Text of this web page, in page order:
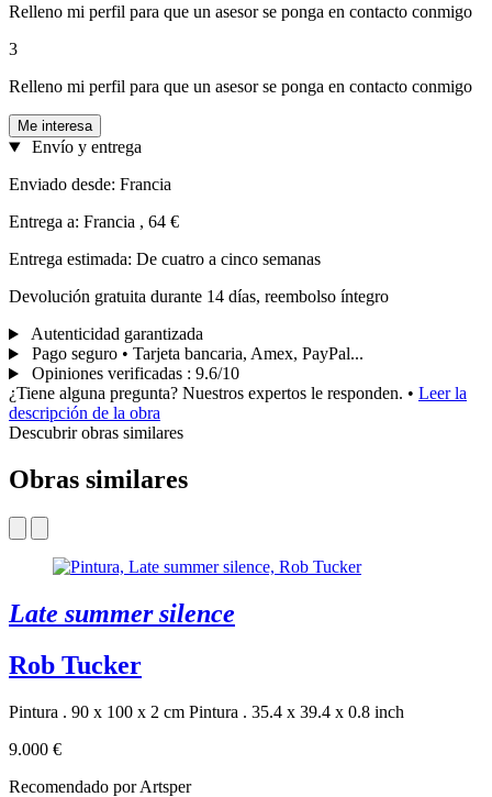
Relleno mi perfil para que un asesor se ponga en contacto conmigo
3
Relleno mi perfil para que un asesor se ponga en contacto conmigo
Me interesa
Envío y entrega
Enviado desde: Francia
Entrega a: Francia , 64 €
Entrega estimada: De cuatro a cinco semanas
Devolución gratuita durante 14 días, reembolso íntegro
Autenticidad garantizada
Pago seguro • Tarjeta bancaria, Amex, PayPal...
Opiniones verificadas : 9.6/10
¿Tiene alguna pregunta? Nuestros expertos le responden. • Leer la
descripción de la obra
Descubrir obras similares
Obras similares
Late summer silence
Rob Tucker
Pintura . 90 x 100 x 2 cm Pintura . 35.4 x 39.4 x 0.8 inch
9.000 €
Recomendado por Artsper